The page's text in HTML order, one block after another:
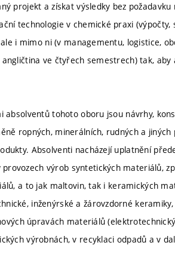
projekt a získat výsledky bez
technologie v chemické praxi
i mimo ni (v managementu, logistice,
ve čtyřech semestrech) tak,
tohoto oboru jsou návrhy,
ropných, minerálních, rudných a
Absolventi nacházejí uplatnění
výrob syntetických materiálů,
a to jak maltovin, tak i keramických
inženýrské a žárovzdorné
úpravách materiálů
výrobnách, v recyklaci odpadů a v